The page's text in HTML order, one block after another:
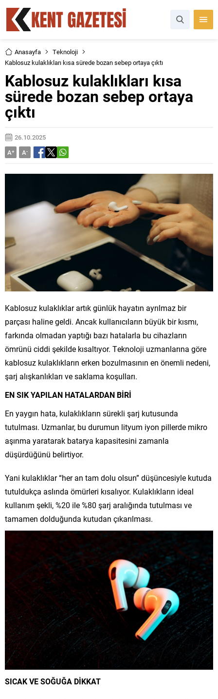
Anasayfa
Teknoloji
Kablosuz kulaklıkları kısa sürede bozan sebep ortaya çıktı
Kablosuz kulaklıkları kısa
sürede bozan sebep ortaya
çıktı
26.10.2025
A+ A-
Kablosuz kulaklıklar artık günlük hayatın ayrılmaz bir
parçası haline geldi. Ancak kullanıcıların büyük bir kısmı,
farkında olmadan yaptığı bazı hatalarla bu cihazların
ömrünü ciddi şekilde kısaltıyor. Teknoloji uzmanlarına göre
kablosuz kulaklıkların erken bozulmasının en önemli nedeni,
şarj alışkanlıkları ve saklama koşulları.
EN SIK YAPILAN HATALARDAN BİRİ
En yaygın hata, kulaklıkların sürekli şarj kutusunda
tutulması. Uzmanlar, bu durumun lityum iyon pillerde mikro
aşınma yaratarak batarya kapasitesini zamanla
düşürdüğünü belirtiyor.
Yani kulaklıklar “her an tam dolu olsun” düşüncesiyle kutuda
tutuldukça aslında ömürleri kısalıyor. Kulaklıkların ideal
kullanım şekli, %20 ile %80 şarj aralığında tutulması ve
tamamen dolduğunda kutudan çıkarılması.
SICAK VE SOĞUĞA DİKKAT